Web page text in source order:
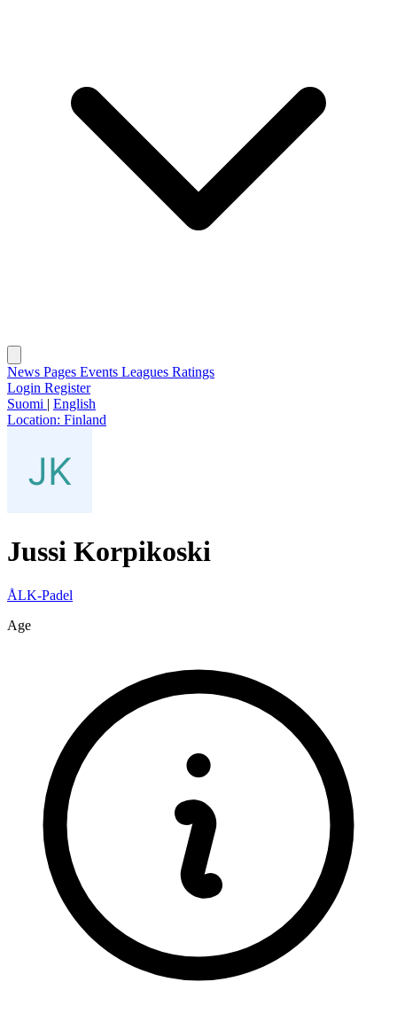
News Pages Events Leagues Ratings
Login Register
Suomi | English
Location: Finland
Jussi Korpikoski
ÅLK-Padel
Age